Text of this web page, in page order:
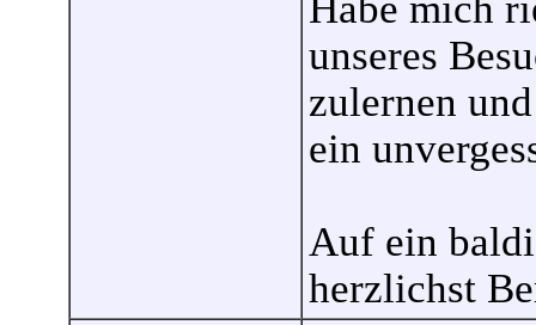
unseres
zulernen
ein
Auf ein
herzlichst